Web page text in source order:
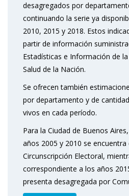
desagregados por
continuando la serie ya
2010, 2015 y 2018. Estos
partir de información
Estadísticas e Información de
Salud de la Nación.
Se ofrecen también
por departamento y de
vivos en cada período.
Para la Ciudad de Buenos
años 2005 y 2010 se
Circunscripción Electoral,
correspondiente a los años
presenta desagregada por